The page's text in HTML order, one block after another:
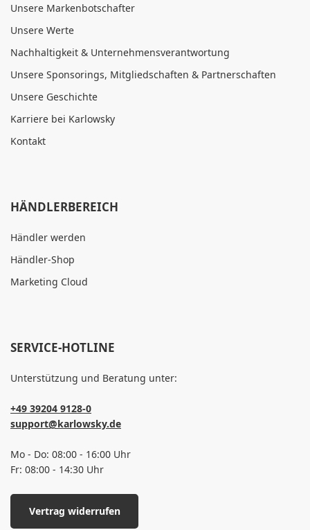
Unsere Markenbotschafter
Unsere Werte
Nachhaltigkeit & Unternehmensverantwortung
Unsere Sponsorings, Mitgliedschaften & Partnerschaften
Unsere Geschichte
Karriere bei Karlowsky
Kontakt
HÄNDLERBEREICH
Händler werden
Händler-Shop
Marketing Cloud
SERVICE-HOTLINE
Unterstützung und Beratung unter:
+49 39204 9128-0
support@karlowsky.de
Mo - Do: 08:00 - 16:00 Uhr
Fr: 08:00 - 14:30 Uhr
Vertrag widerrufen